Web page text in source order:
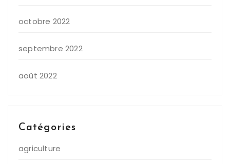
octobre 2022
septembre 2022
août 2022
Catégories
agriculture